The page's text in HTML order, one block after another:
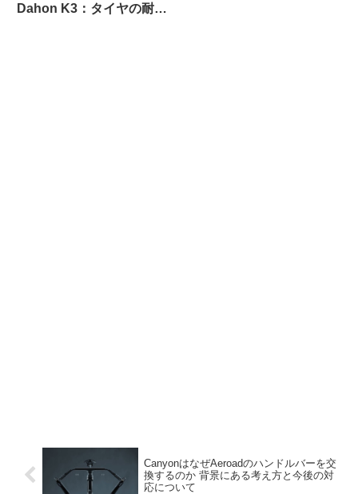
Dahon K3：タイヤの耐久
CanyonはなぜAeroadのハンドルバーを交
換するのか 背景にある考え方と今後の対
応について